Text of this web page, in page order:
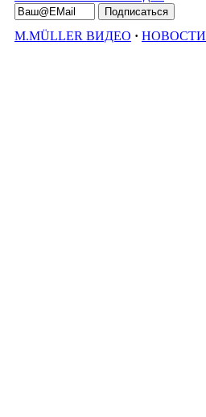
M.MÜLLER ВИДЕО · НОВОСТИ